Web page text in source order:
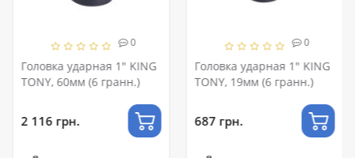
0
Головка ударная 1" KING
TONY, 60мм (6 гранн.)
2 116 грн.
0
Головка ударная 1" KING
TONY, 19мм (6 гранн.)
687 грн.